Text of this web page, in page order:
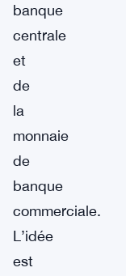
banque
centrale
et
de
la
monnaie
de
banque
commerciale.
L’idée
est